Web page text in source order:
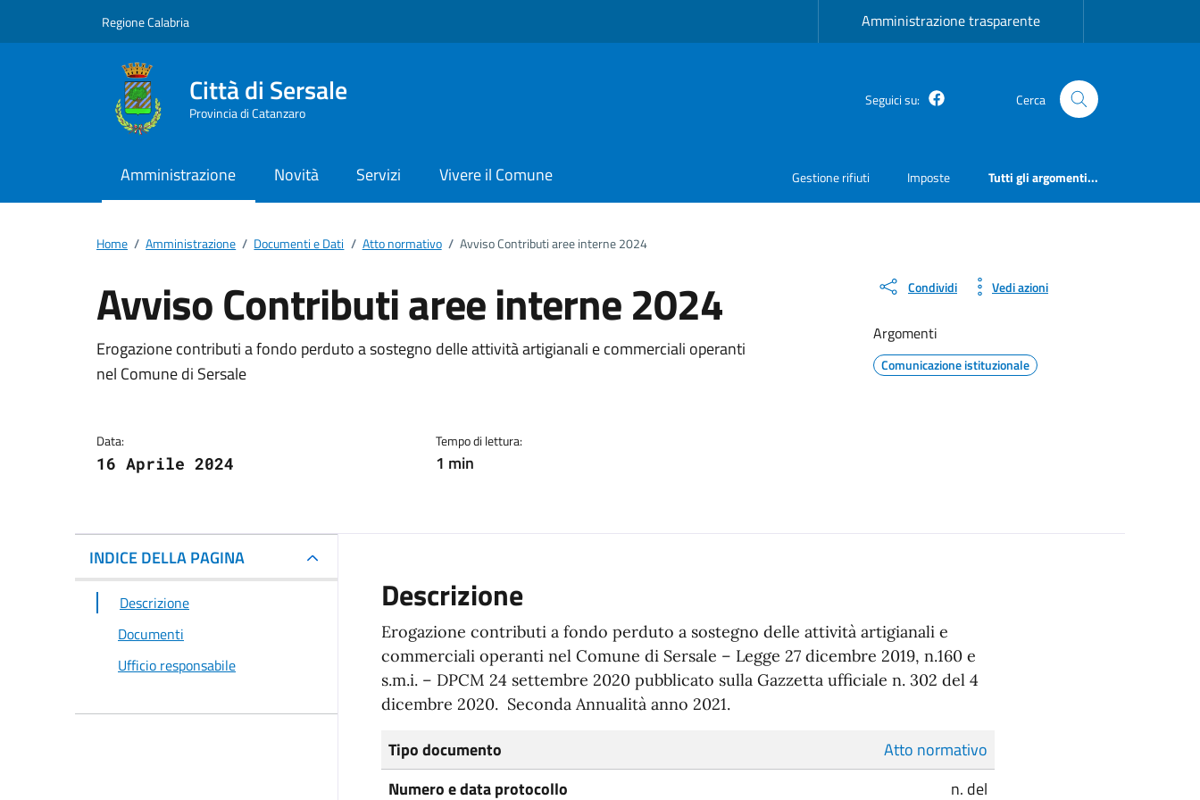
Regione Calabria Amministrazione trasparente
Città di Sersale
Provincia di Catanzaro
Seguici su: Facebook Cerca
Amministrazione Novità Servizi Vivere il Comune Gestione rifiuti Imposte Tutti gli argomenti...
Home / Amministrazione / Documenti e Dati / Atto normativo / Avviso Contributi aree interne 2024
Avviso Contributi aree interne 2024
Dettagli del documento
Erogazione contributi a fondo perduto a sostegno delle attività artigianali e commerciali operanti
nel Comune di Sersale
Data:
16 Aprile 2024
Tempo di lettura:
1 min
Condividi Vedi azioni
Argomenti
Comunicazione istituzionale
INDICE DELLA PAGINA
Descrizione
Documenti
Ufficio responsabile
Descrizione
Erogazione contributi a fondo perduto a sostegno delle attività artigianali e
commerciali operanti nel Comune di Sersale – Legge 27 dicembre 2019, n.160 e
s.m.i. – DPCM 24 settembre 2020 pubblicato sulla Gazzetta ufficiale n. 302 del 4
dicembre 2020. Seconda Annualità anno 2021.
Tipo documento
Atto normativo
Numero e data protocollo
n. del